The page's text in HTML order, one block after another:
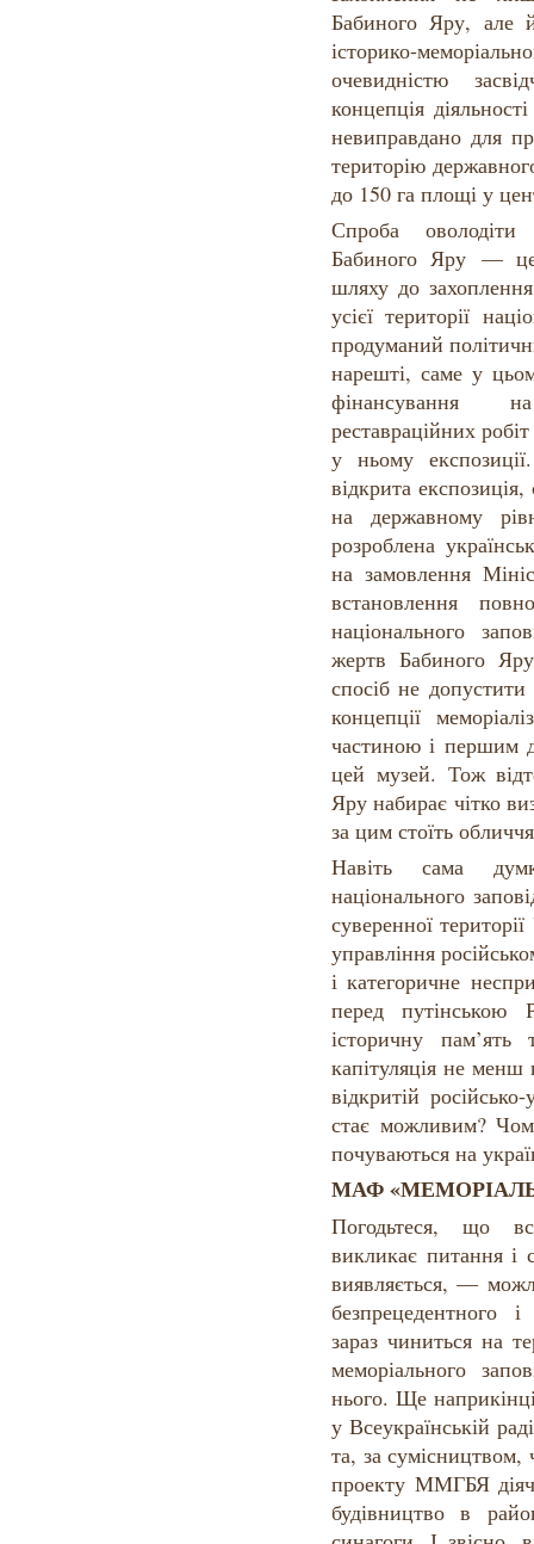
Бабиного Яру, але й
історико-
очевидністю
концепція
невиправдано для
територію
до 150 га площі у
Спроба
Бабиного Яру —
шляху до
усієї території
продуманий
нарешті, саме у
фінансування
реставраційних
у ньому
відкрита
на державному
розроблена
на замовлення
встановлення
національного
жертв Бабиного
спосіб не допустити
концепції
частиною і першим
цей музей. Тож
Яру набирає чітко
за цим стоїть
Навіть сама
національного
суверенної
управління
і категоричне
перед путінською
історичну пам’ять
капітуляція не менш
відкритій
стає можливим?
почуваються на
МАФ
Погодьтеся, що
викликає питання
виявляється, —
безпрецедентного
зараз чиниться на
меморіального
нього. Ще
у Всеукраїнській
та, за сумісництвом,
проекту ММГБЯ
будівництво в